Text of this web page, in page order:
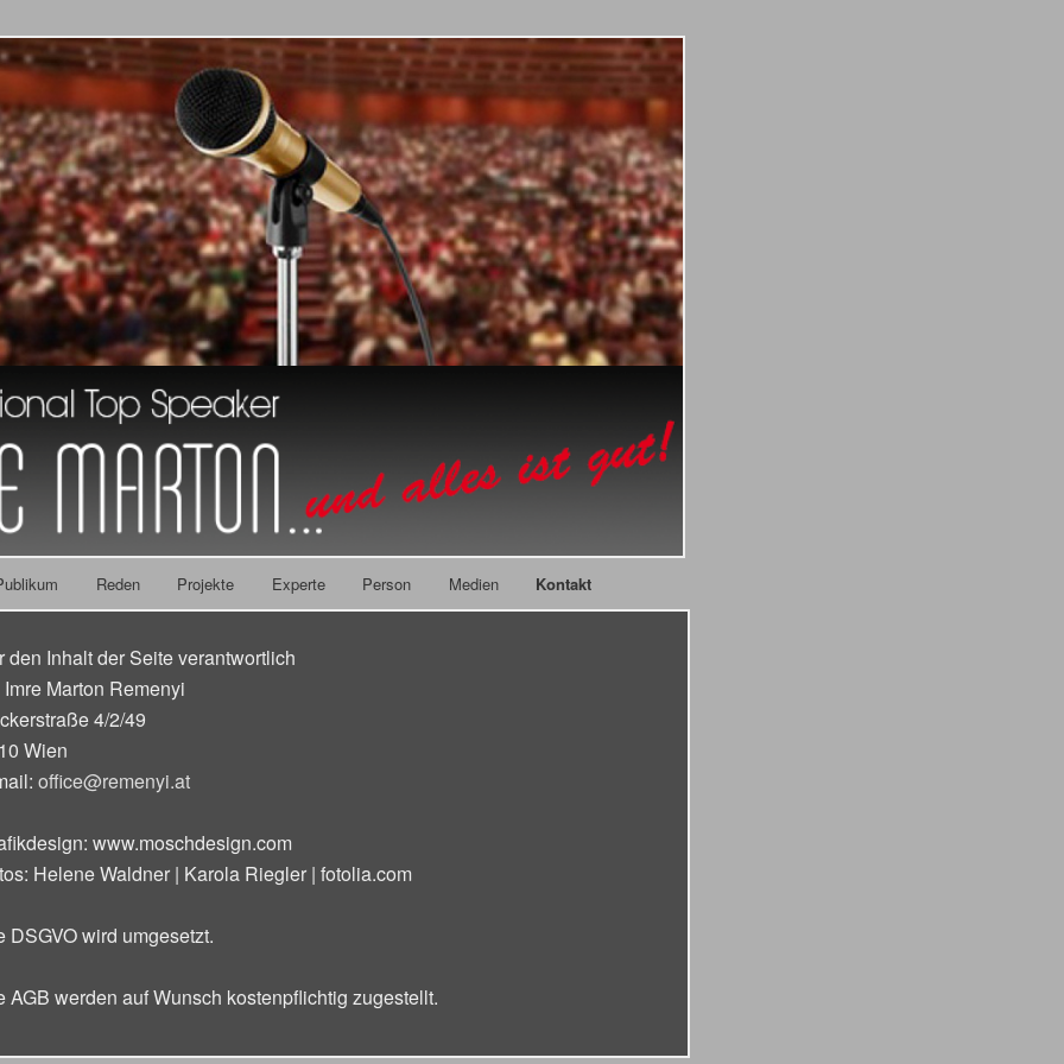
Speaker
Reden Projekte Experte Person Medien Kontakt
den Inhalt der Seite verantwortlich
Imre Marton Remenyi
4/2/49
Wien
office@remenyi.at
www.moschdesign.com
Helene Waldner | Karola Riegler | fotolia.com
DSGVO wird umgesetzt.
AGB werden auf Wunsch kostenpflichtig zugestellt.